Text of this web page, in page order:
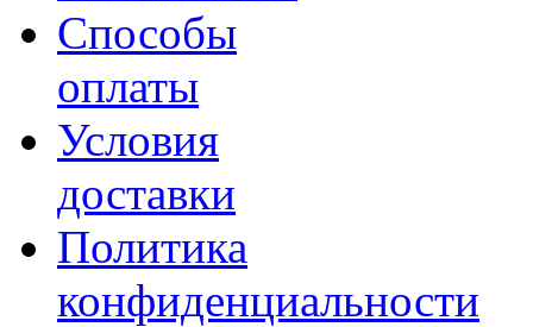
Способы
оплаты
Условия
доставки
Политика
конфиденциальности